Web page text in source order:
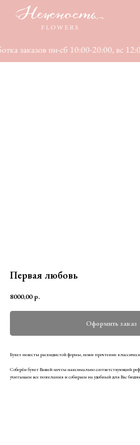
заказов пн-сб 10:00-20:00, вс
Первая любовь
8000,00 р.
Оформить заказ
Букет невесты раскидистой формы, новое прочтение
Соберём букет Вашей мечты максимально соответствующий
учитываем все пожелания и собираем на удобный для Вас